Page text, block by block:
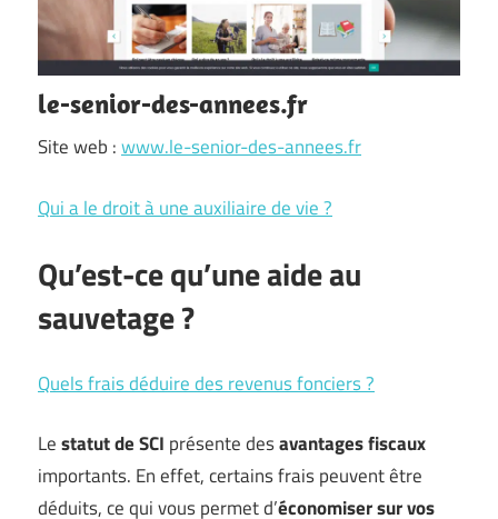
le-senior-des-annees.fr
Site web :www.le-senior-des-annees.fr
Qui a le droit à une auxiliaire de vie ?
Qu’est-ce qu’une aide au
sauvetage ?
Quels frais déduire des revenus fonciers ?
Lestatut de SCI présente desavantages fiscaux
importants. En effet, certains frais peuvent être
déduits, ce qui vous permet d’économiser sur vos